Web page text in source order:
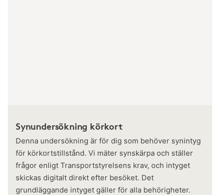
Synundersökning körkort
Denna undersökning är för dig som behöver synintyg
för körkortstillstånd. Vi mäter synskärpa och ställer
frågor enligt Transportstyrelsens krav, och intyget
skickas digitalt direkt efter besöket. Det
grundläggande intyget gäller för alla behörigheter.